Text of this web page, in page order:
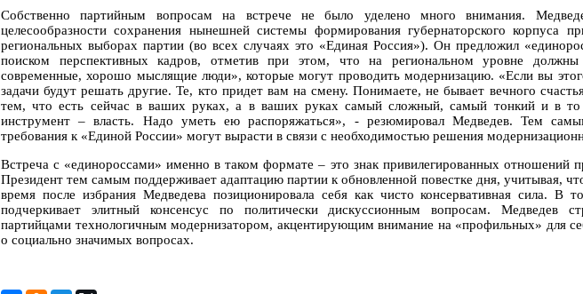
Собственно партийным вопросам на встрече не было уделено много внимания.
целесообразности сохранения нынешней системы формирования губернаторского корпуса
региональных выборах партии (во всех случаях это «Единая Россия»). Он предложил
поиском перспективных кадров, отметив при этом, что на региональном уровне должны
современные, хорошо мыслящие люди», которые могут проводить модернизацию. «Если вы
задачи будут решать другие. Те, кто придет вам на смену. Понимаете, не бывает вечного
тем, что есть сейчас в ваших руках, а в ваших руках самый сложный, самый тонкий и в
инструмент – власть. Надо уметь ею распоряжаться», - резюмировал Медведев. Тем
требования к «Единой России» могут вырасти в связи с необходимостью решения
Встреча с «единороссами» именно в таком формате – это знак привилегированных отношений
Президент тем самым поддерживает адаптацию партии к обновленной повестке дня, учитывая,
время после избрания Медведева позиционировала себя как чисто консервативная сила. В
подчеркивает элитный консенсус по политически дискуссионным вопросам. Медведев
партийцами технологичным модернизатором, акцентирующим внимание на «профильных» для
о социально значимых вопросах.